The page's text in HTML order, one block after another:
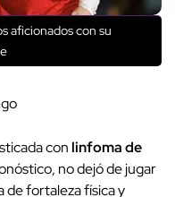
aficionados con su
conlinfoma de
no dejó de jugar
de fortaleza física y